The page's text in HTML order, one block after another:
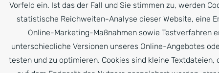
Vorfeld ein. Ist das der Fall und Sie stimmen zu, werden
statistische Reichweiten-Analyse dieser Website, eine
Online-Marketing-Maßnahmen sowie Testverfahren
unterschiedliche Versionen unseres Online-Angebotes
testen und zu optimieren. Cookies sind kleine